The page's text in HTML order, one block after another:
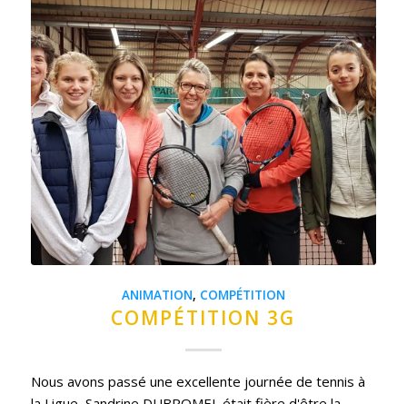
ANIMATION, COMPÉTITION
COMPÉTITION 3G
Nous avons passé une excellente journée de tennis à